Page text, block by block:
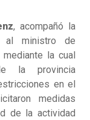
, acompañó la
al ministro de
mediante la cual
la provincia
en el
medidas
de la actividad